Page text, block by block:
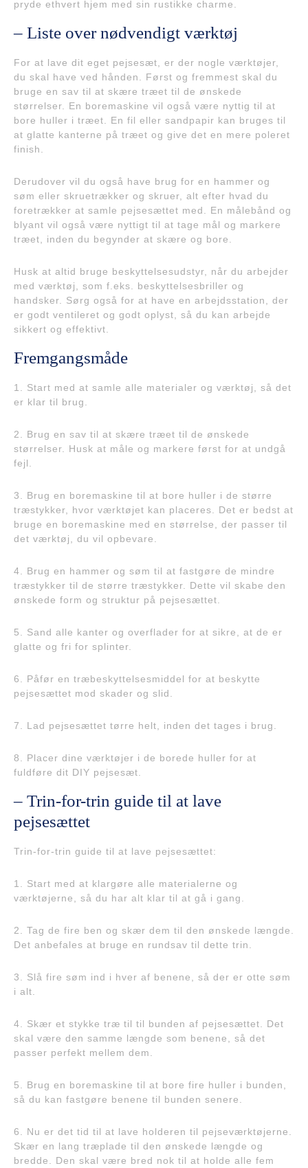
pryde ethvert hjem med sin rustikke charme.
– Liste over nødvendigt værktøj
For at lave dit eget pejsesæt, er der nogle værktøjer,
du skal have ved hånden. Først og fremmest skal du
bruge en sav til at skære træet til de ønskede
størrelser. En boremaskine vil også være nyttig til at
bore huller i træet. En fil eller sandpapir kan bruges til
at glatte kanterne på træet og give det en mere poleret
finish.
Derudover vil du også have brug for en hammer og
søm eller skruetrækker og skruer, alt efter hvad du
foretrækker at samle pejsesættet med. En målebånd og
blyant vil også være nyttigt til at tage mål og markere
træet, inden du begynder at skære og bore.
Husk at altid bruge beskyttelsesudstyr, når du arbejder
med værktøj, som f.eks. beskyttelsesbriller og
handsker. Sørg også for at have en arbejdsstation, der
er godt ventileret og godt oplyst, så du kan arbejde
sikkert og effektivt.
Fremgangsmåde
1. Start med at samle alle materialer og værktøj, så det
er klar til brug.
2. Brug en sav til at skære træet til de ønskede
størrelser. Husk at måle og markere først for at undgå
fejl.
3. Brug en boremaskine til at bore huller i de større
træstykker, hvor værktøjet kan placeres. Det er bedst at
bruge en boremaskine med en størrelse, der passer til
det værktøj, du vil opbevare.
4. Brug en hammer og søm til at fastgøre de mindre
træstykker til de større træstykker. Dette vil skabe den
ønskede form og struktur på pejsesættet.
5. Sand alle kanter og overflader for at sikre, at de er
glatte og fri for splinter.
6. Påfør en træbeskyttelsesmiddel for at beskytte
pejsesættet mod skader og slid.
7. Lad pejsesættet tørre helt, inden det tages i brug.
8. Placer dine værktøjer i de borede huller for at
fuldføre dit DIY pejsesæt.
– Trin-for-trin guide til at lave
pejsesættet
Trin-for-trin guide til at lave pejsesættet:
1. Start med at klargøre alle materialerne og
værktøjerne, så du har alt klar til at gå i gang.
2. Tag de fire ben og skær dem til den ønskede længde.
Det anbefales at bruge en rundsav til dette trin.
3. Slå fire søm ind i hver af benene, så der er otte søm
i alt.
4. Skær et stykke træ til til bunden af pejsesættet. Det
skal være den samme længde som benene, så det
passer perfekt mellem dem.
5. Brug en boremaskine til at bore fire huller i bunden,
så du kan fastgøre benene til bunden senere.
6. Nu er det tid til at lave holderen til pejseværktøjerne.
Skær en lang træplade til den ønskede længde og
bredde. Den skal være bred nok til at holde alle fem